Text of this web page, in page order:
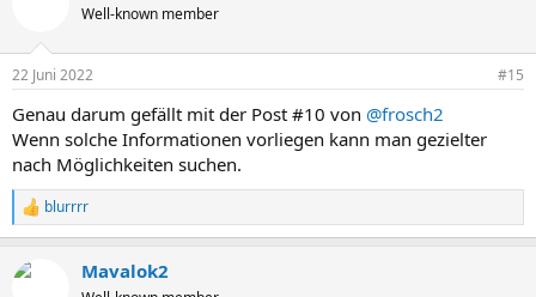
Well-known member
22 Juni 2022 #15
Genau darum gefällt mit der Post #10 von @frosch2
Wenn solche Informationen vorliegen kann man gezielter
nach Möglichkeiten suchen.
R
e
k
blurrrr
Mavalok2